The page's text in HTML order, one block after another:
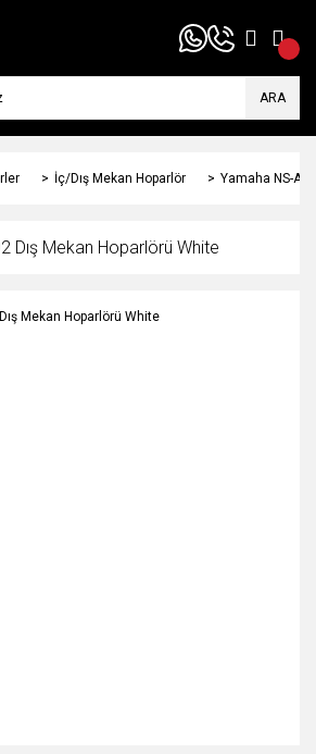
ARA
İç/Dış Mekan Hoparlör Yamaha NS-
Dış Mekan Hoparlörü White